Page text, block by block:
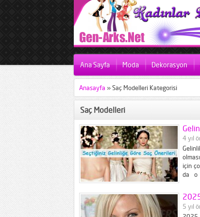
Ana Sayfa Moda Dekorasyon
Anasayfa »Saç Modelleri Kategorisi
Saç Modelleri
4 yıl
için
da o
5 yıl